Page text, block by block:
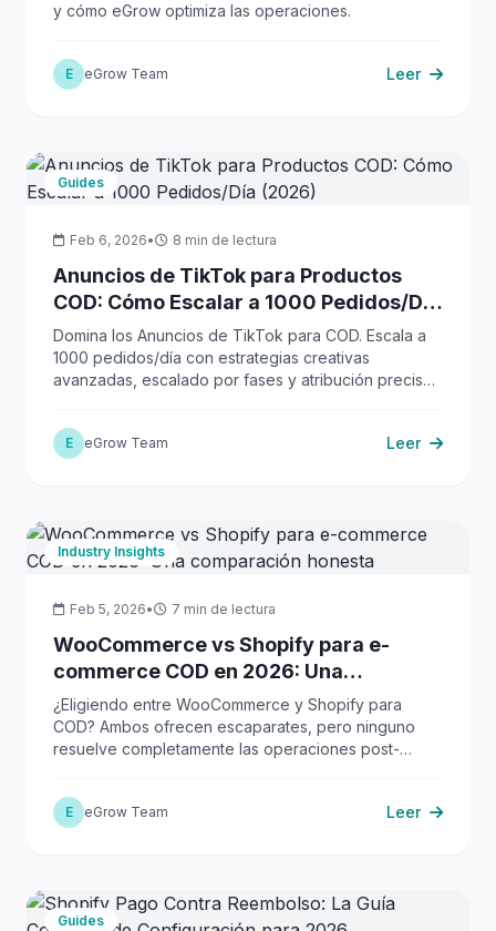
y cómo eGrow optimiza las operaciones.
E eGrow Team Leer
Guides
Feb 6, 2026• 8 min de lectura
Anuncios de TikTok para Productos
COD: Cómo Escalar a 1000 Pedidos/Día
(2026)
Domina los Anuncios de TikTok para COD. Escala a
1000 pedidos/día con estrategias creativas
avanzadas, escalado por fases y atribución precisa
E eGrow Team Leer
Industry Insights
Feb 5, 2026• 7 min de lectura
WooCommerce vs Shopify para e-
commerce COD en 2026: Una
comparación honesta
¿Eligiendo entre WooCommerce y Shopify para
COD? Ambos ofrecen escaparates, pero ninguno
resuelve completamente las operaciones post-
ambos para potenciar tu negocio D2C COD.
E eGrow Team Leer
Guides